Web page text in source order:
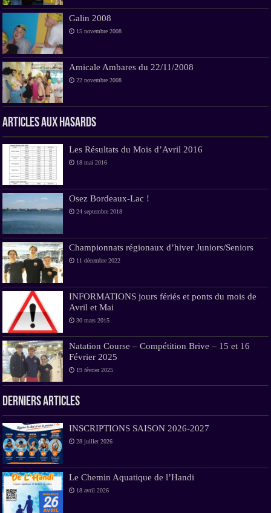
Galin 2008
15 novembre 2008
Amicale Ambares du 22/11/2008
22 novembre 2008
Articles aux hasards
Les Résultats du Mois d’Avril 2016
18 mai 2016
Osez Bordeaux-Lac !
24 septembre 2018
Championnats régionaux d’hiver Juniors/Seniors
11 décembre 2022
INFORMATIONS jours fériés et ponts du mois de
Avril et Mai
30 mars 2015
Natation Course – Compétition Brive – 15 et 16
Février 2025
19 février 2025
Derniers Articles
INSCRIPTIONS SAISON 2026-2027
28 juillet 2026
Le Chemin Aquatique de l’Handi
18 avril 2026